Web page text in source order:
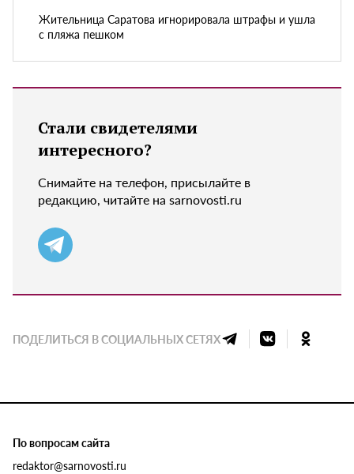
Жительница Саратова игнорировала штрафы и ушла
с пляжа пешком
Стали свидетелями
интересного?
Снимайте на телефон, присылайте в
редакцию, читайте на sarnovosti.ru
ПОДЕЛИТЬСЯ В СОЦИАЛЬНЫХ СЕТЯХ
По вопросам сайта
redaktor@sarnovosti.ru